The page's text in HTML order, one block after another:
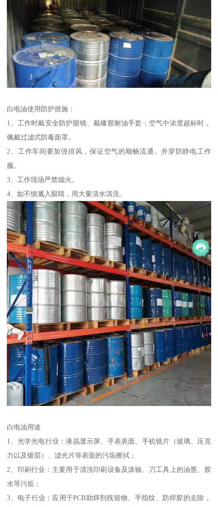
白电油使用防护措施：
1、工作时戴安全防护眼镜、戴橡胶耐油手套；空气中浓度超标时，
佩戴过滤式防毒面罩。
2、工作车间要加强排风，保证空气的顺畅流通。并穿防静电工作
服。
3、工作现场严禁烟火。
4、如不慎溅入眼睛，用大量清水清洗。
白电油用途
1、光学光电行业：液晶显示屏、手表表面、手机镜片（玻璃、压克
力以及镀层）、滤光片等表面的污垢擦拭；
2、印刷行业：主要用于清洗印刷设备及滚轴、刀工具上的油墨、胶
水等污垢；
3、电子行业：应用于PCB助焊剂残留物、手指纹、防焊胶的去除，